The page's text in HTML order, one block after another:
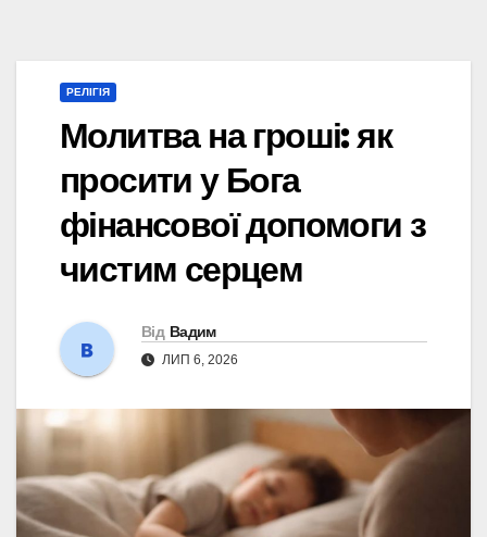
РЕЛІГІЯ
Молитва на гроші: як
просити у Бога
фінансової допомоги з
чистим серцем
Від Вадим
ЛИП 6, 2026